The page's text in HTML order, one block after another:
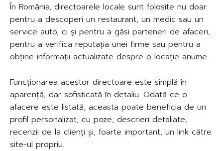
În România, directoarele locale sunt folosite nu doar
pentru a descoperi un restaurant, un medic sau un
service auto, ci și pentru a găsi parteneri de afaceri,
pentru a verifica reputația unei firme sau pentru a
obține informații actualizate despre o locație anume.
Funcționarea acestor directoare este simplă în
aparență, dar sofisticată în detaliu. Odată ce o
afacere este listată, aceasta poate beneficia de un
profil personalizat, cu poze, descrieri detaliate,
recenzii de la clienți și, foarte important, un link către
site-ul propriu.